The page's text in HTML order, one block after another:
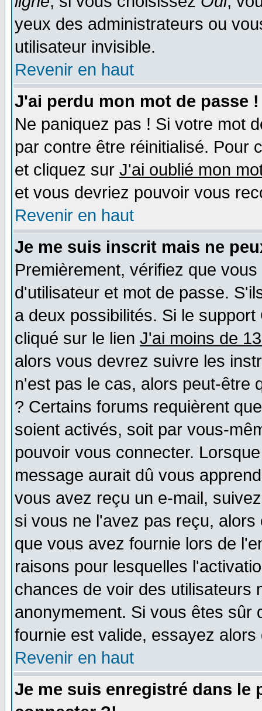
yeux des administrateurs ou
utilisateur invisible.
Revenir en haut
J'ai perdu mon mot de passe !
Ne paniquez pas ! Si votre mot
par contre être réinitialisé. Pour
et cliquez sur J'ai oublié mon
et vous devriez pouvoir vous
Revenir en haut
Je me suis inscrit mais ne
Premièrement, vérifiez que
d'utilisateur et mot de passe.
a deux possibilités. Si le
cliqué sur le lien J'ai moins de
alors vous devrez suivre les
n'est pas le cas, alors peut-être
? Certains forums requièrent
soient activés, soit par vous-
pouvoir vous connecter.
message aurait dû vous
vous avez reçu un e-mail,
si vous ne l'avez pas reçu,
que vous avez fournie lors de
raisons pour lesquelles
chances de voir des utilisateurs
anonymement. Si vous êtes sûr
fournie est valide, essayez
Revenir en haut
Je me suis enregistré dans le